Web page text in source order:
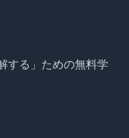
する」ための無料学